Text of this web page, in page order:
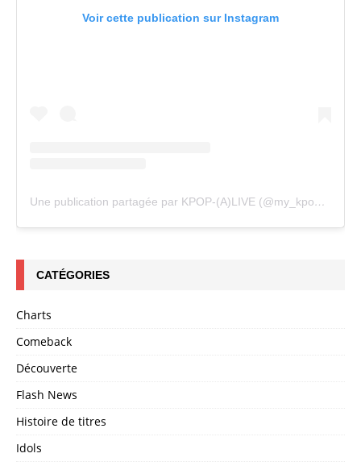
Voir cette publication sur Instagram
Une publication partagée par KPOP-(A)LIVE (@my_kpopalive)
CATÉGORIES
Charts
Comeback
Découverte
Flash News
Histoire de titres
Idols